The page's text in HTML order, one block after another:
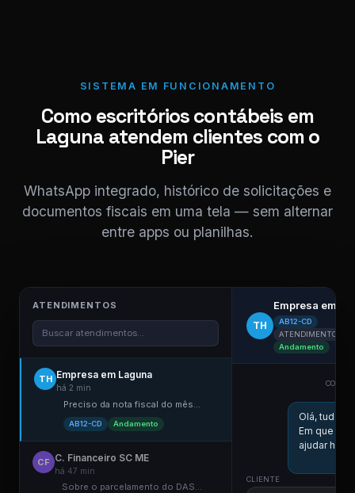
SISTEMA EM FUNCIONAMENTO
Como escritórios contábeis em
Laguna atendem clientes com o
Pier
WhatsApp integrado, histórico de solicitações e
documentos fiscais em uma tela — sem alternar
entre apps ou planilhas.
ATENDIMENTOS
Buscar atendimentos...
TH Empresa em Laguna
há 2 min
Preciso da nota fiscal do mês...
AB12-CD Andamento
CF C. Financeiro SC ME
há 47 min
Sobre o parcelamento do DAS...
TH
Empresa em
AB12-CD
ATENDIMENTO
Andamento
Olá, tudo
Em que
ajudar hoje?
CLIENTE